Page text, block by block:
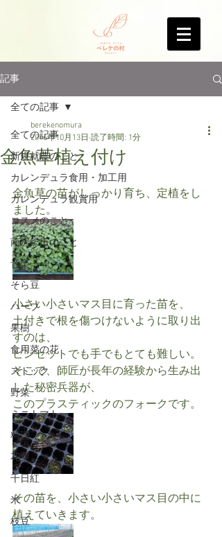
記事
全ての記事
新規就農のこと
カレンデュラ食用・加工用
カレンデュラ観賞用
コスメのこと
南房総市のこと
音楽
そら豆
ハーブ
果樹
食用菜の花
ストック
野菜
ミニトマト
料理
花粟
千日紅
米
枝豆
全ての記事
金魚草植え付け
berekenomura
2016年10月13日 読了時間: 1分
金魚草の苗がしっかり育ち、定植をし
ました。
小さい小さいマス目に育った苗を、
土付きで根を傷つけないように取り出
すのは、
ピンセットでも手でもとても難しい。
そこで、師匠が長年の経験から生み出
した秘密兵器が、
このプラスティックのフォークです。
その苗を、小さい小さいマス目の中に
植えていきます。